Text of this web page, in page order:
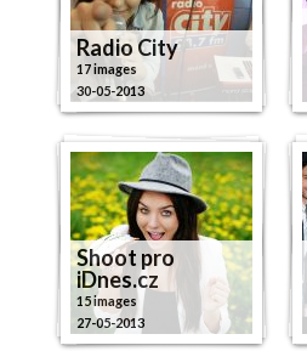
Radio City
17 images
30-05-2013
Shoot pro
iDnes.cz
15 images
27-05-2013